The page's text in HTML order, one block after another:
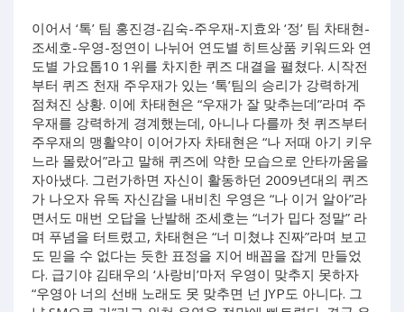
이어서 ‘톡’ 팀 홍진경-김숙-주우재-지효와 ‘정’ 팀 차태현-
조세호-우영-정연이 나뉘어 연도별 히트상품 키워드와 연
도별 가요톱10 1위를 차지한 퀴즈 대결을 펼쳤다. 시작전
부터 퀴즈 천재 주우재가 있는 ‘톡’팀의 승리가 강력하게
점쳐진 상황. 이에 차태현은 “우재가 잘 맞추는데”라며 주
우재를 강력하게 경계했는데, 아니나 다를까 첫 퀴즈부터
주우재의 맹활약이 이어가자 차태현은 “나 저때 아기 키우
느라 몰랐어”라고 말해 퀴즈에 약한 모습으로 안타까움을
자아냈다. 그런가하면 자신이 활동하던 2009년대의 퀴즈
가 나오자 유독 자신감을 내비친 우영은 “나 이거 알아”라
면서도 매번 오답을 난발해 조세호는 “너가 밉다 정말” 라
며 푸념을 터트렸고, 차태현은 “너 미쳤냐 진짜”라며 보고
도 믿을 수 없다는 듯한 표정을 지어 배꼽을 잡게 만들었
다. 급기야 김태우의 ‘사랑비’마저 우영이 맞추지 못하자
“우영아 너의 선배 노래도 못 맞추면 넌 JYP도 아니다. 그